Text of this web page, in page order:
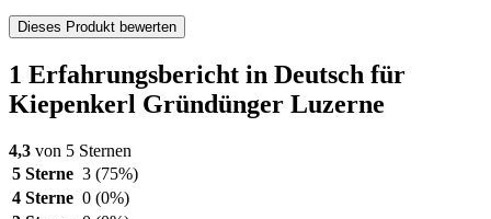
Dieses Produkt bewerten
1 Erfahrungsbericht in Deutsch für
Kiepenkerl Gründünger Luzerne
4,3 von 5 Sternen
5 Sterne 3 (75%)
4 Sterne 0 (0%)